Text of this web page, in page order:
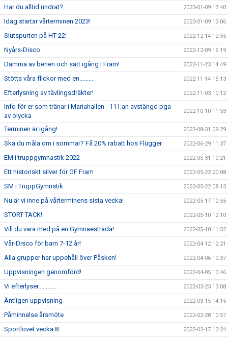
Har du alltid undrat? 2023-01-09 17:40
Idag startar vårterminen 2023! 2023-01-09 13:06
Slutspurten på HT-22! 2022-12-14 12:55
Nyårs-Disco 2022-12-09 16:19
Damma av benen och sätt igång i Fram! 2022-11-23 14:49
Stötta våra flickor med en......... 2022-11-14 15:13
Efterlysning av tävlingsdräkter! 2022-11-03 10:12
Info för er som tränar i Mariahallen - 111:an avstängd pga
av olycka
2022-10-10 11:53
Terminen är igång! 2022-08-31 09:29
Ska du måla om i sommar? Få 20% rabatt hos Flügger. 2022-06-29 11:37
EM i truppgymnastik 2022 2022-05-31 10:21
Ett historiskt silver för GF Fram 2022-05-22 20:08
SM i TruppGymnstik 2022-05-22 08:13
Nu är vi inne på vårterminens sista vecka! 2022-05-17 10:55
STORT TACK! 2022-05-10 12:10
Vill du vara med på en Gymnaestrada! 2022-05-10 11:52
Vår-Disco för barn 7-12 år! 2022-04-12 12:21
Alla grupper har uppehåll över Påsken! 2022-04-06 10:37
Uppvisningen genomförd! 2022-04-05 10:46
Vi efterlyser............ 2022-03-23 13:08
Äntligen uppvisning 2022-03-15 14:15
Påminnelse årsmöte 2022-02-28 10:57
Sportlovet vecka 8 2022-02-17 13:24